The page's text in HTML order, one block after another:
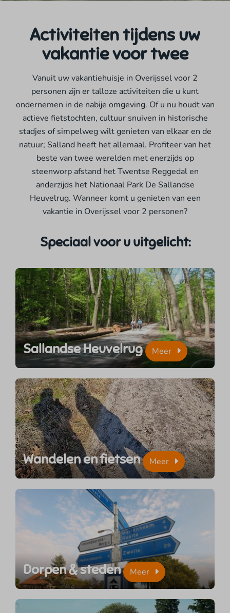
Activiteiten tijdens uw
vakantie voor twee
Vanuit uw vakantiehuisje in Overijssel voor 2
personen zijn er talloze activiteiten die u kunt
ondernemen in de nabije omgeving. Of u nu houdt van
actieve fietstochten, cultuur snuiven in historische
stadjes of simpelweg wilt genieten van elkaar en de
natuur; Salland heeft het allemaal. Profiteer van het
beste van twee werelden met enerzijds op
steenworp afstand het Twentse Reggedal en
anderzijds het Nationaal Park De Sallandse
Heuvelrug. Wanneer komt u genieten van een
vakantie in Overijssel voor 2 personen?
Speciaal voor u uitgelicht:
Sallandse Heuvelrug Meer
Wandelen en fietsen Meer
Dorpen & steden Meer